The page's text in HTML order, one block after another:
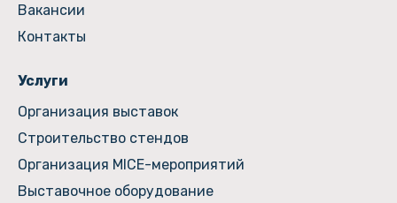
Вакансии
Контакты
Услуги
Организация выставок
Строительство стендов
Организация MICE-мероприятий
Выставочное оборудование